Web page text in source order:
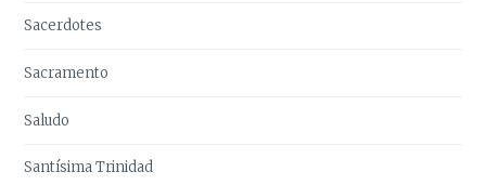
Sacerdotes
Sacramento
Saludo
Santísima Trinidad